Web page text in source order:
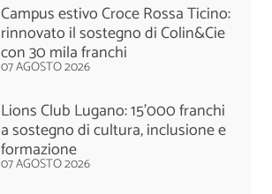
Campus estivo Croce Rossa Ticino:
rinnovato il sostegno di Colin&Cie
con 30 mila franchi
07 AGOSTO 2026
Lions Club Lugano: 15'000 franchi
a sostegno di cultura, inclusione e
formazione
07 AGOSTO 2026